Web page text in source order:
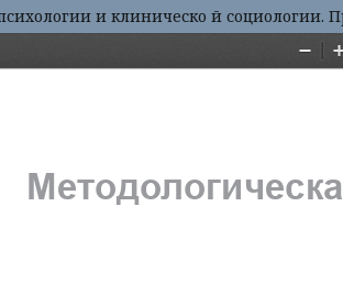
и клиниче­ско й со­цио­ло­гии.